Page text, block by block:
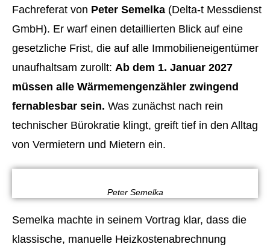
Fachreferat von Peter Semelka (Delta-t Messdienst
GmbH). Er warf einen detaillierten Blick auf eine
gesetzliche Frist, die auf alle Immobilieneigentümer
unaufhaltsam zurollt: Ab dem 1. Januar 2027
müssen alle Wärmemengenzähler zwingend
fernablesbar sein. Was zunächst nach rein
technischer Bürokratie klingt, greift tief in den Alltag
von Vermietern und Mietern ein.
Peter Semelka
Semelka machte in seinem Vortrag klar, dass die
klassische, manuelle Heizkostenabrechnung